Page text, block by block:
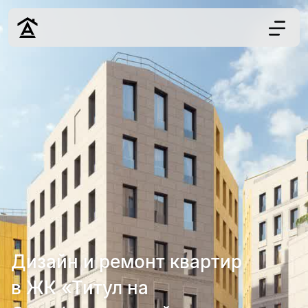
Дизайн
Ремонт
Цены
Наши работы
О нас
Контакты
г. Москва
8 (495) 109-
22-59
Обсудить
Дизайн и ремонт квартир
в ЖК «Титул на